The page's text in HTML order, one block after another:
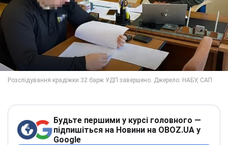
Будьте першими у курсі головного —
підпишіться на Новини на OBOZ.UA у
Google